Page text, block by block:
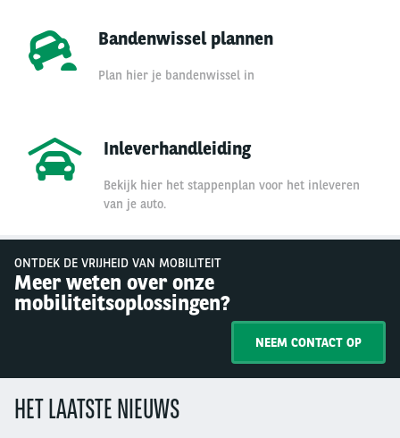
Bandenwissel plannen
Plan hier je bandenwissel in
Inleverhandleiding
Bekijk hier het stappenplan voor het inleveren
van je auto.
ONTDEK DE VRIJHEID VAN MOBILITEIT
Meer weten over onze
mobiliteitsoplossingen?
NEEM CONTACT OP
HET LAATSTE NIEUWS